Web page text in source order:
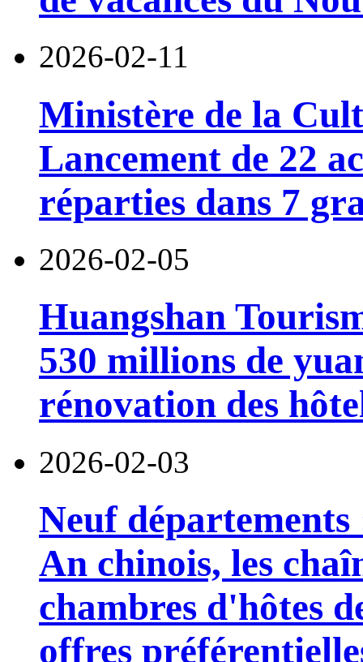
2026-02-11
Ministère de la
Lancement de 22
réparties dans 7
2026-02-05
Huangshan
530 millions de
rénovation des
2026-02-03
Neuf
An chinois, les
chambres d'hôtes
offres